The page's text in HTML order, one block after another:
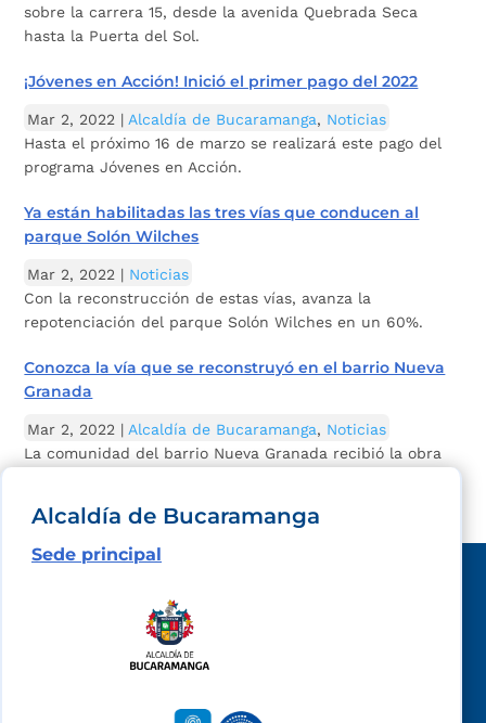
sobre la carrera 15, desde la avenida Quebrada Seca
hasta la Puerta del Sol.
¡Jóvenes en Acción! Inició el primer pago del 2022
Mar 2, 2022 | Alcaldía de Bucaramanga, Noticias
Hasta el próximo 16 de marzo se realizará este pago del
programa Jóvenes en Acción.
Ya están habilitadas las tres vías que conducen al
parque Solón Wilches
Mar 2, 2022 | Noticias
Con la reconstrucción de estas vías, avanza la
repotenciación del parque Solón Wilches en un 60%.
Conozca la vía que se reconstruyó en el barrio Nueva
Granada
Mar 2, 2022 |Alcaldía de Bucaramanga, Noticias
La comunidad del barrio Nueva Granada recibió la obra
Alcaldía de Bucaramanga
Sede principal